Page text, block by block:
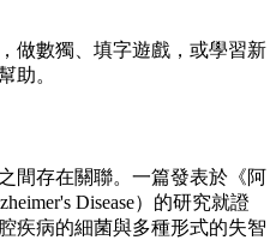
做數獨、填字遊戲，或學習新
助。
間存在關聯。一篇發表於《阿
Disease）的研究就證
疾病的細菌與多種形式的失智